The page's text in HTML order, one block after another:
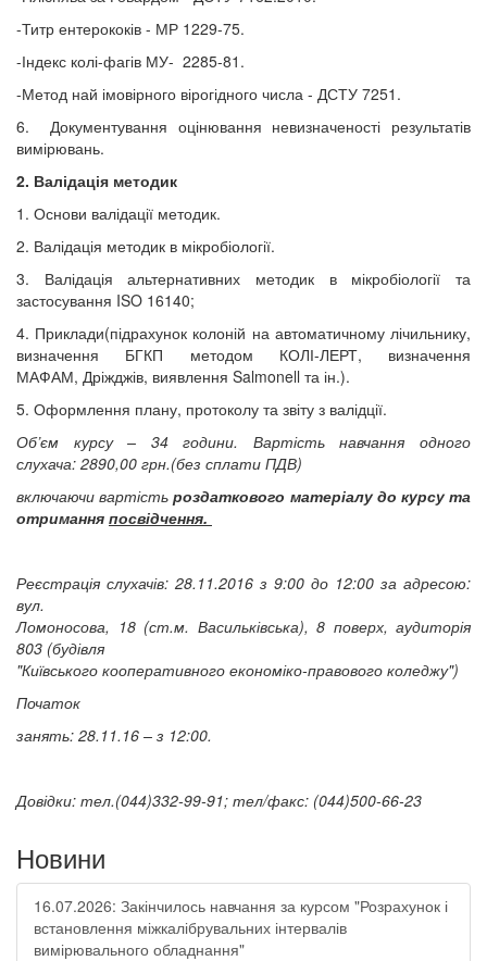
-Титр ентерококів - МР 1229-75.
-Індекс колі-фагів МУ- 2285-81.
-Метод най імовірного вірогідного числа - ДСТУ 7251.
6.
Документування оцінювання невизначеності результатів
вимірювань.
2. Валідація методик
1. Основи валідації методик.
2. Валідація методик в мікробіології.
3. Валідація альтернативних методик в мікробіології та
застосування ISO 16140;
4. Приклади(підрахунок колоній на автоматичному лічильнику,
визначення БГКП методом КОЛІ-ЛЕРТ, визначення
МАФАМ, Дріжджів, виявлення Salmonell та ін.).
5. Оформлення плану, протоколу та звіту з валідції.
Об’єм курсу – 34 години. Вартість навчання одного
слухача: 2890,00 грн.(без сплати ПДВ)
включаючи вартістьроздаткового матеріалу до курсу та
отримання посвідчення.
Реєстрація слухачів: 28.11.2016 з 9:00 до 12:00 за адресою:
вул.
Ломоносова, 18 (ст.м. Васильківська), 8 поверх, аудиторія
803 (будівля
"Київського кооперативного економіко-правового коледжу")
Початок
занять: 28.11.16 – з 12:00.
Довідки: тел.(044)332-99-91; тел/факс: (044)500-66-23
Новини
16.07.2026: Закінчилось навчання за курсом "Розрахунок і
встановлення міжкалібрувальних інтервалів
вимірювального обладнання"